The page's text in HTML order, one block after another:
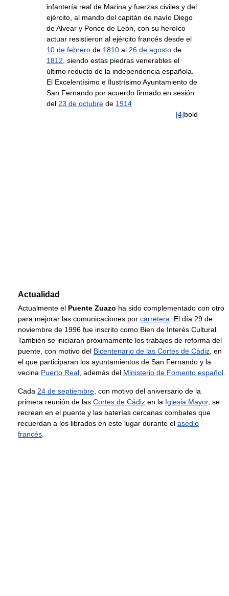
infantería real de Marina y fuerzas civiles y del
ejército, al mando del capitán de navío Diego
de Alvear y Ponce de León, con su heroíco
actuar resistieron al ejército francés desde el
10 de febrero de 1810 al 26 de agosto de
1812 , siendo estas piedras venerables el
último reducto de la independencia española.
El Excelentísimo e Ilustrísimo Ayuntamiento de
San Fernando por acuerdo firmado en sesión
del 23 de octubre de 1914
[4]bold
Actualidad
Actualmente el Puente Zuazo ha sido complementado con otro
para mejorar las comunicaciones por carretera . El día 29 de
noviembre de 1996 fue inscrito como Bien de Interés Cultural.
También se iniciaran próximamente los trabajos de reforma del
puente, con motivo del Bicentenario de las Cortes de Cádiz , en
el que participaran los ayuntamientos de San Fernando y la
vecina Puerto Real , además del Ministerio de Fomento español
Cada 24 de septiembre , con motivo del aniversario de la
primera reunión de las Cortes de Cádiz en la Iglesia Mayor, se
recrean en el puente y las baterías cercanas combates que
recuerdan a los librados en este lugar durante el asedio
francés